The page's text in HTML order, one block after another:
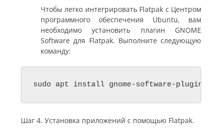
Чтобы легко интегрировать Flatpak с Центром
программного обеспечения Ubuntu, вам
необходимо установить плагин GNOME
Software для Flatpak. Выполните следующую
команду:
sudo apt install gnome-software-plugin-
Шаг 4. Установка приложений с помощью Flatpak.